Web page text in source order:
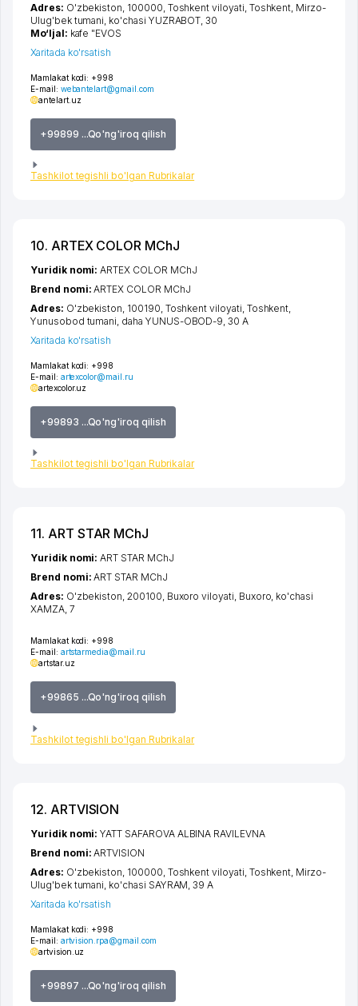
Mamlakat kodi: +998
E-mail: webantelart@gmail.com
antelart.uz
+99899 ...Qo'ng'iroq qilish
Tashkilot tegishli bo'lgan Rubrikalar
Adres: O'zbekiston, 100000, Toshkent viloyati Toshkent Mirzo-
Ulug'bek tumani ko'chasi YUZRABOT , 30
Mo‘ljal: kafe "EVOS
Xaritada ko'rsatish
10. ARTEX COLOR MChJ
Mamlakat kodi: +998
E-mail: artexcolor@mail.ru
artexcolor.uz
+99893 ...Qo'ng'iroq qilish
Tashkilot tegishli bo'lgan Rubrikalar
Yuridik nomi:ARTEX COLOR MChJ
Brend nomi:ARTEX COLOR MChJ
Adres: O'zbekiston, 100190, Toshkent viloyati, Toshkent,
Yunusobod tumani, daha YUNUS-OBOD-9, 30 А
Xaritada ko'rsatish
11. ART STAR MChJ
Mamlakat kodi: +998
E-mail: artstarmedia@mail.ru
artstar.uz
+99865 ...Qo'ng'iroq qilish
Tashkilot tegishli bo'lgan Rubrikalar
Yuridik nomi:ART STAR MChJ
Brend nomi:ART STAR MChJ
Adres: O'zbekiston, 200100, Buxoro viloyati, Buxoro, ko'chasi
XAMZA, 7
12. ARTVISION
Mamlakat kodi: +998
E-mail: artvision.rpa@gmail.com
artvision.uz
+99897 ...Qo'ng'iroq qilish
Yuridik nomi:YATT SAFAROVA ALBINA RAVILEVNA
Brend nomi:ARTVISION
Adres: O'zbekiston, 100000, Toshkent viloyati Toshkent Mirzo-
Ulug'bek tumani ko'chasi SAYRAM , 39 А
Xaritada ko'rsatish